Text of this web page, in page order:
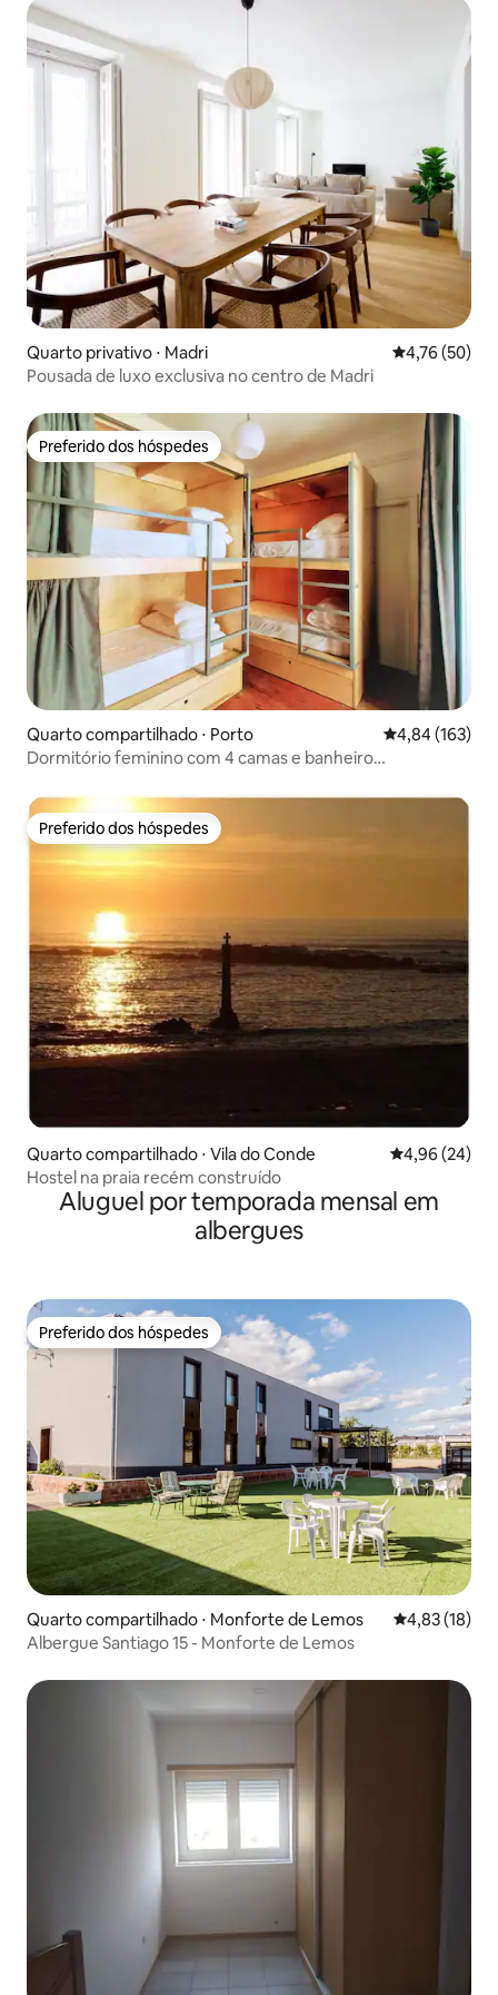
Quarto privativo ⋅ Madri 4,76 de uma
4,76 (50)
Pousada de luxo exclusiva no centro de Madri
Preferido dos hóspedes
Preferido dos hóspedes
Quarto compartilhado ⋅ Porto 4,84 de uma
4,84 (163)
Dormitório feminino com 4 camas e banheiro
Preferido dos hóspedes
Preferido dos hóspedes
Quarto compartilhado ⋅ Vila do Conde 4,96 de uma
4,96 (24)
Hostel na praia recém construído
Aluguel por temporada mensal em
albergues
Preferido dos hóspedes
Preferido dos hóspedes
Quarto compartilhado ⋅ Monforte de Lemos 4,83 de uma
4,83 (18)
Albergue Santiago 15 - Monforte de Lemos